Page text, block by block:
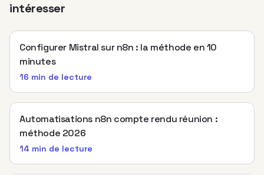
intéresser
Configurer Mistral sur n8n : la méthode en 10
minutes
16 min de lecture
Automatisations n8n compte rendu réunion :
méthode 2026
14 min de lecture